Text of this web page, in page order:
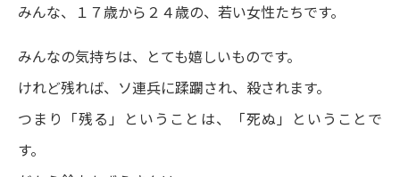
みんな、１７歳から２４歳の、若い女性たちです。
みんなの気持ちは、とても嬉しいものです。
けれど残れば、ソ連兵に蹂躙され、殺されます。
つまり「残る」ということは、「死ぬ」ということで
す。